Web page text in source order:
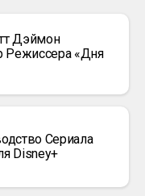
Дэймон
Режиссера «Дня
Сериала
Disney+